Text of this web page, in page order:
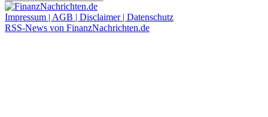
Impressum | AGB | Disclaimer | Datenschutz
RSS-News von FinanzNachrichten.de